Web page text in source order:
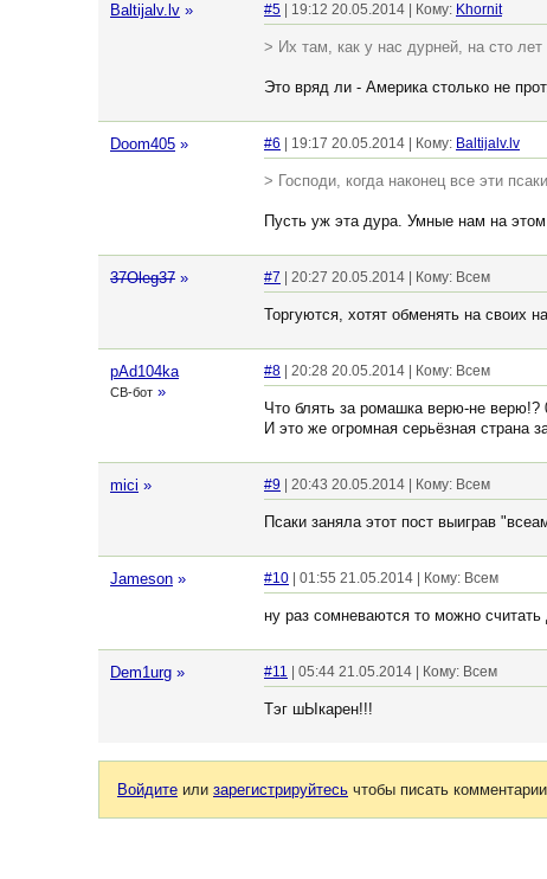
Baltijalv.lv » #5 | 19:12 20.05.2014 | Кому: Khornit
> Их там, как у нас дурней, на сто лет
Это вряд ли - Америка столько не
Doom405 » #6 | 19:17 20.05.2014 | Кому: Baltijalv.lv
> Господи, когда наконец все эти
Пусть уж эта дура. Умные нам на
37Oleg37 » #7 | 20:27 20.05.2014 | Кому: Всем
Торгуются, хотят обменять на своих
pAd104ka
СВ-бот »
#8 | 20:28 20.05.2014 | Кому: Всем
Что блять за ромашка верю-не верю!?
И это же огромная серьёзная страна
mici » #9 | 20:43 20.05.2014 | Кому: Всем
Псаки заняла этот пост выиграв
Jameson » #10 | 01:55 21.05.2014 | Кому: Всем
ну раз сомневаются то можно
Dem1urg » #11 | 05:44 21.05.2014 | Кому: Всем
Тэг шЫкарен!!!
Войдите или зарегистрируйтесь чтобы писать